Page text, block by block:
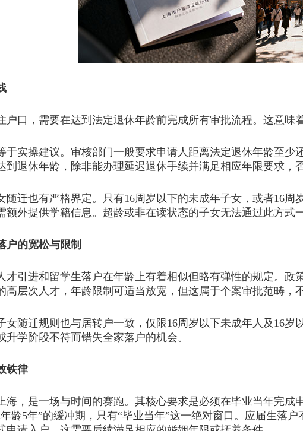
，需要在达到法定退休年龄前完成所有审批流程。这意味着
操建议。审核部门一般要求申请人距离法定退休年龄至少
到退休年龄，除非能办理延迟退休手续并满足相应年限要求，
也有严格界定。只有16周岁以下的未成年子女，或者16周
额外提供学籍信息。超龄或非在读状态的子女无法通过此方式
户的宽松与限制
进和留学生落户在年龄上有着相似但略有弹性的规定。政
高层次人才，年龄限制可适当放宽，但这属于个案审批范畴，
迁规则也与居转户一致，仅限16周岁以下未成年人及16岁
学阶段不符而错失全家落户的机会。
铁律
是一场与时间的赛跑。其核心要求是必须在毕业当年完成
龄5年”的缓冲期，只有“毕业当年”这一绝对窗口。应届生落